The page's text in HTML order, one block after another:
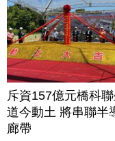
斥資157億元橋科
道今動土 將串聯半
廊帶